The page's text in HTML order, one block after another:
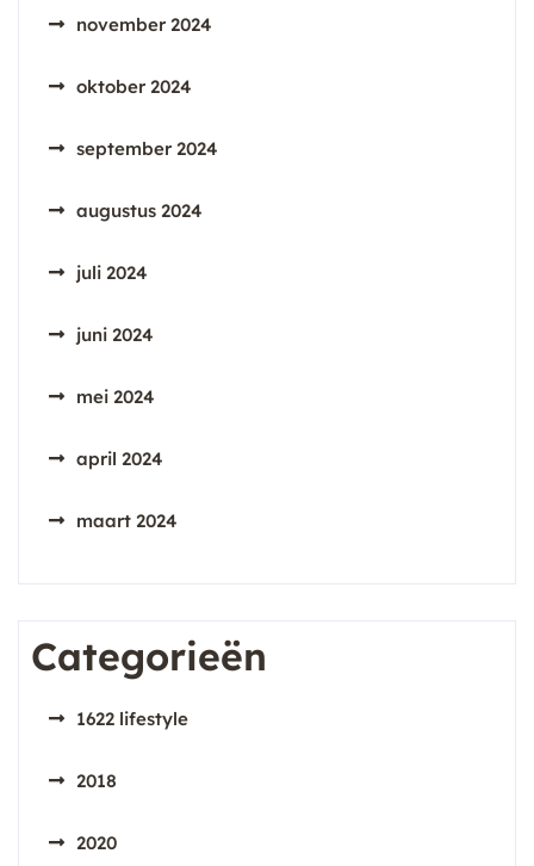
november 2024
oktober 2024
september 2024
augustus 2024
juli 2024
juni 2024
mei 2024
april 2024
maart 2024
Categorieën
1622 lifestyle
2018
2020